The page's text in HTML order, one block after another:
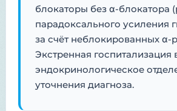
блокаторы без α-блокатора
парадоксального усиления
за счёт неблокированных α-
Экстренная госпитализация
эндокринологическое
уточнения диагноза.